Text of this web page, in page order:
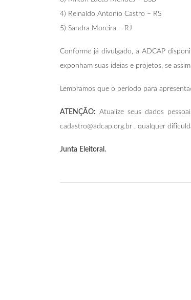
4) Reinaldo Antonio Castro – RS
5) Sandra Moreira – RJ
Conforme já divulgado, a ADCAP
exponham suas ideias e projetos, se
Lembramos que o período para
ATENÇÃO: Atualize seus dados
cadastro@adcap.org.br , qualquer
Junta Eleitoral.